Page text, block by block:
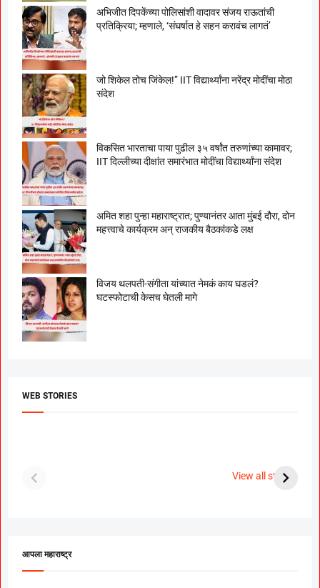
अभिजीत दिपकेंच्या पोलिसांशी वादावर संजय राऊतांची
प्रतिक्रिया; म्हणाले, ‘संघर्षात हे सहन करावंच लागतं’
जो शिकेल तोच जिंकेल!” IIT विद्यार्थ्यांना नरेंद्र मोदींचा मोठा
संदेश
विकसित भारताचा पाया पुढील ३५ वर्षांत तरुणांच्या कामावर;
IIT दिल्लीच्या दीक्षांत समारंभात मोदींचा विद्यार्थ्यांना संदेश
अमित शहा पुन्हा महाराष्ट्रात; पुण्यानंतर आता मुंबई दौरा, दोन
महत्त्वाचे कार्यक्रम अन् राजकीय बैठकांकडे लक्ष
विजय थलपती-संगीता यांच्यात नेमकं काय घडलं?
घटस्फोटाची केसच घेतली मागे
WEB STORIES
View all stories
पूजा सावंत ने गुपचूप
आपला महाराष्ट्र